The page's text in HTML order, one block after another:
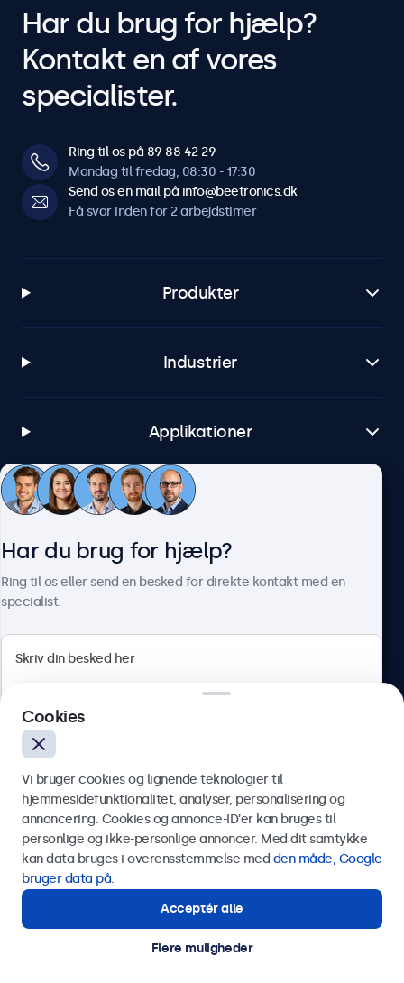
Kontrolknapperne kan blokeres.
Tænd automatisk
signal.
Justerbar baggrundsbelysning via fjernbetjening eller valgfri
dæmper.
Software og kompatibilitet
Windows
Windows Embedded 8 Industry, 8.1 Industry, IoT Enterprise
macOS
Alle Linux-distributioner
Brightsign
Alle versioner af BrightsignOS
Alle versioner af Samsung DeX
Tilslutninger
HDMI
1x
1x
VGA
USB-C
1x video, lyd, touch
USB-A
Via USB-C til USB-A-adapter. Dette aktiverer kun touch-
funktionaliteten og skal kombineres med HDMI, DisplayPort
Har du brug for hjælp?
Kontakt en af vores
specialister.
Ring til os på 89 88 42 29
Mandag til fredag, 08:30 - 17:30
Send os en mail på info@beetronics.dk
Få svar inden for 2 arbejdstimer
Produkter
Industrier
Applikationer
Kundeservice
Herstedøstervej 27-29, unit A, 2620 Albertslund, Danmark
Dansk
© 2026 Beetronics
Har du brug for hjælp?
Ring til os eller send en besked for direkte kontakt med en
specialist.
Send
Eller ring til os på
Kontakt vores specialister.
Cookies
Vi bruger cookies og lignende teknologier til
hjemmesidefunktionalitet, analyser, personalisering og
annoncering. Cookies og annonce-ID’er kan bruges til
personlige og ikke-personlige annoncer. Med dit samtykke
kan data bruges i overensstemmelse med den måde, Google
bruger data på.
Acceptér alle
Flere muligheder